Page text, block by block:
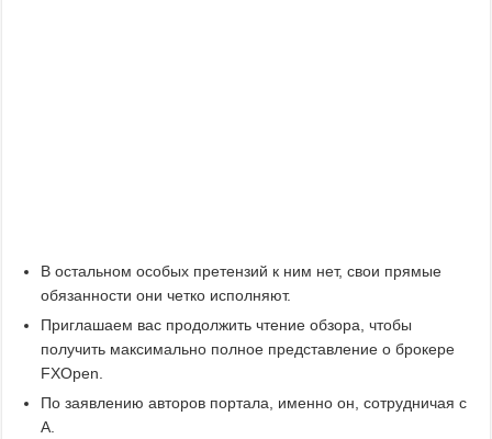
В остальном особых претензий к ним нет, свои прямые
обязанности они четко исполняют.
Приглашаем вас продолжить чтение обзора, чтобы
получить максимально полное представление о брокере
FXOpen.
По заявлению авторов портала, именно он, сотрудничая с
А.